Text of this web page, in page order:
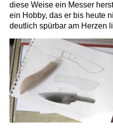
diese Weise ein Messer
ein Hobby, das er bis heute
deutlich spürbar am Herzen